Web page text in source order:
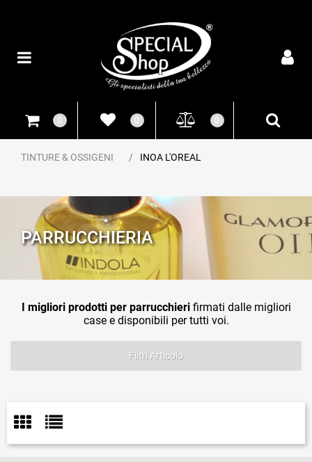
0 0 0
TINTURE & OSSIGENI INOA L'OREAL
PARRUCCHIERIA
I migliori prodotti per parrucchierifirmati dalle migliori
case e disponibili per tutti voi.
Filtri Articolo